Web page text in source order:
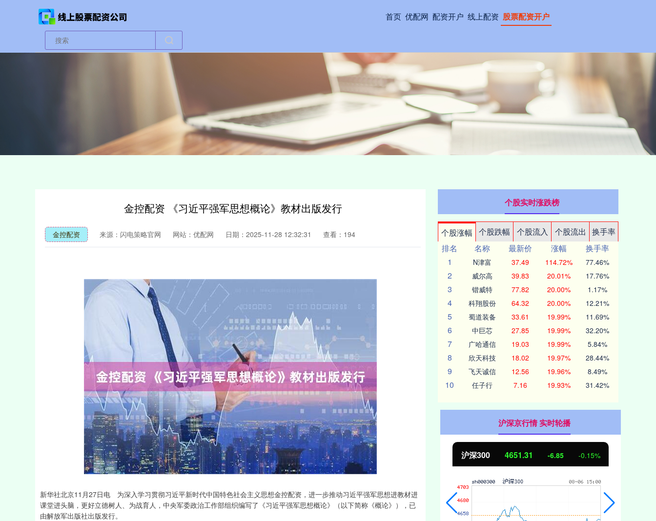
首页 优配网 配资开户 线上配资 股票配资开户
金控配资 《习近平强军思想概论》教材出版发行
金控配资 来源：闪电策略官网 网站：优配网 日期：2025-11-28 12:32:31 查看：194
新华社北京11月27日电 为深入学习贯彻习近平新时代中国特色社会主义思想金控配资，进一步推动习近平强军思想进教材进
课堂进头脑，更好立德树人、为战育人，中央军委政治工作部组织编写了《习近平强军思想概论》（以下简称《概论》），已
由解放军出版社出版发行。
个股实时涨跌榜
个股涨幅 个股跌幅 个股流入 个股流出
换手率
排名
名称 最新价 涨幅
换手率
1
N津富 37.49 114.72% 77.46%
2 威尔高 39.83 20.01% 17.76%
3 锴威特 77.82 20.00% 1.17%
4 科翔股份 64.32 20.00% 12.21%
5 蜀道装备 33.61 19.99% 11.69%
6 中巨芯 27.85 19.99% 32.20%
7 广哈通信 19.03 19.99% 5.84%
8 欣天科技 18.02 19.97% 28.44%
9 飞天诚信 12.56 19.96% 8.49%
10 任子行 7.16 19.93% 31.42%
沪深京行情 实时轮播
上证指数 3900.35 21.92 0.57% 深证成指 14110.12 -34.08 沪深300 4651.31 -6.85 -0.15%